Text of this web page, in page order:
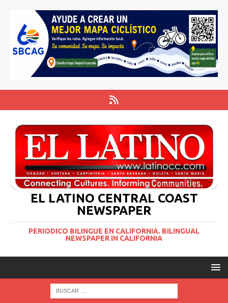
EL LATINO CENTRAL COAST
NEWSPAPER
PERIODICO BILINGUE EN CALIFORNIA. BILINGUAL
NEWSPAPER IN CALIFORNIA